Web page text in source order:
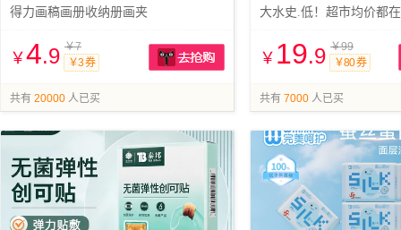
得力画稿画册收纳册画夹
￥4.9 ￥7
￥3 券
共有 20000 人已买
大水史.低！超市均价都
￥ 19.9 ￥99
￥80 券
共有 7000 人已买